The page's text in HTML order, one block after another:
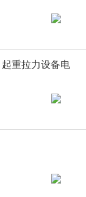
重拉力设备电